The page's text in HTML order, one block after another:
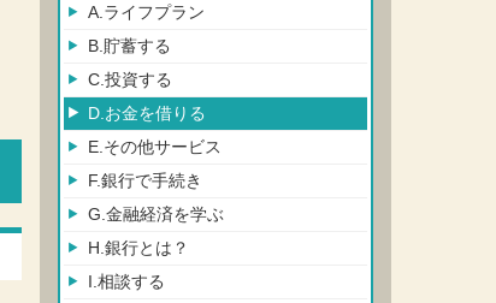
A.ライフプラン
B.貯蓄する
C.投資する
D.お金を借りる
E.その他サービス
F.銀行で手続き
G.金融経済を学ぶ
H.銀行とは？
I.相談する